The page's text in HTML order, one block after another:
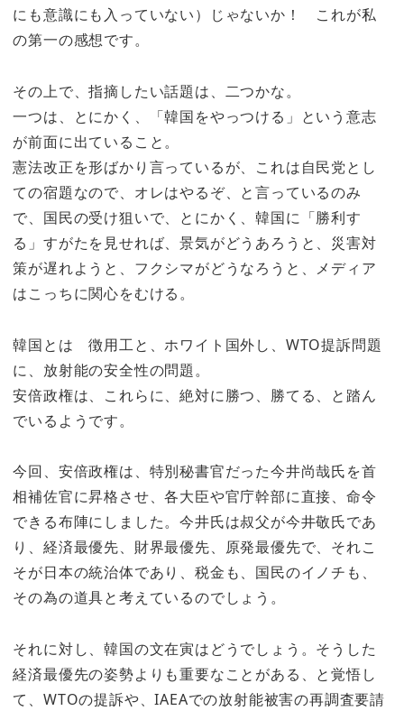
にも意識にも入っていない）じゃないか！ これが私
の第一の感想です。
その上で、指摘したい話題は、二つかな。
一つは、とにかく、「韓国をやっつける」という意志
が前面に出ていること。
憲法改正を形ばかり言っているが、これは自民党とし
ての宿題なので、オレはやるぞ、と言っているのみ
で、国民の受け狙いで、とにかく、韓国に「勝利す
る」すがたを見せれば、景気がどうあろうと、災害対
策が遅れようと、フクシマがどうなろうと、メディア
はこっちに関心をむける。
韓国とは 徴用工と、ホワイト国外し、WTO提訴問題
に、放射能の安全性の問題。
安倍政権は、これらに、絶対に勝つ、勝てる、と踏ん
でいるようです。
今回、安倍政権は、特別秘書官だった今井尚哉氏を首
相補佐官に昇格させ、各大臣や官庁幹部に直接、命令
できる布陣にしました。今井氏は叔父が今井敬氏であ
り、経済最優先、財界最優先、原発最優先で、それこ
そが日本の統治体であり、税金も、国民のイノチも、
その為の道具と考えているのでしょう。
それに対し、韓国の文在寅はどうでしょう。そうした
経済最優先の姿勢よりも重要なことがある、と覚悟し
て、WTOの提訴や、IAEAでの放射能被害の再調査要請